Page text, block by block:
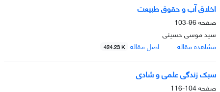
اخلاق آب و حقوق طبیعت
صفحه96-103
سید موسی حسینی
مشاهده مقاله
اصل مقاله 424.23 K
سبک زندگی علمی و شادی
صفحه104-116